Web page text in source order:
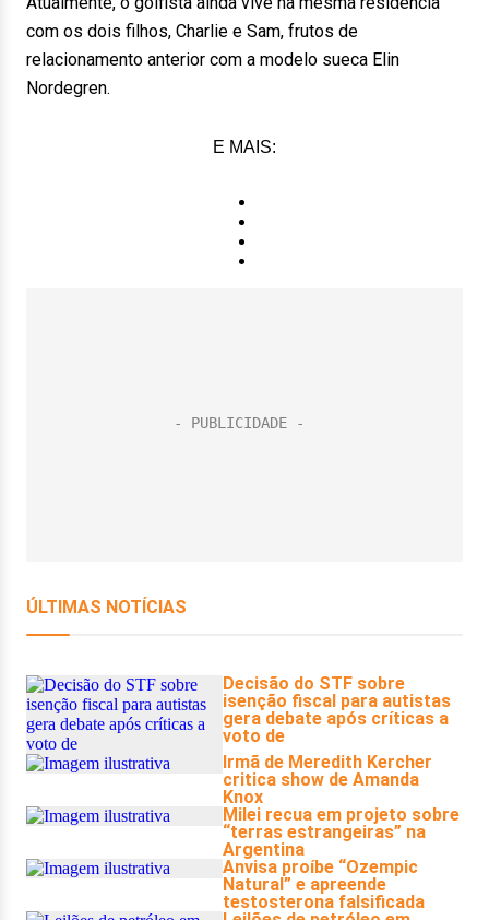
com os dois filhos, Charlie e Sam, frutos de
relacionamento anterior com a modelo sueca Elin
Nordegren.
E MAIS: